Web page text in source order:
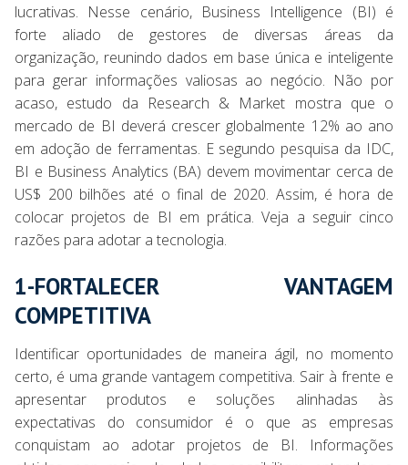
lucrativas. Nesse cenário, Business Intelligence (BI) é
forte aliado de gestores de diversas áreas da
organização, reunindo dados em base única e inteligente
para gerar informações valiosas ao negócio. Não por
acaso, estudo da Research & Market mostra que o
mercado de BI deverá crescer globalmente 12% ao ano
em adoção de ferramentas. E segundo pesquisa da IDC,
BI e Business Analytics (BA) devem movimentar cerca de
US$ 200 bilhões até o final de 2020. Assim, é hora de
colocar projetos de BI em prática. Veja a seguir cinco
razões para adotar a tecnologia.
1-FORTALECER VANTAGEM
COMPETITIVA
Identificar oportunidades de maneira ágil, no momento
certo, é uma grande vantagem competitiva. Sair à frente e
apresentar produtos e soluções alinhadas às
expectativas do consumidor é o que as empresas
conquistam ao adotar projetos de BI. Informações